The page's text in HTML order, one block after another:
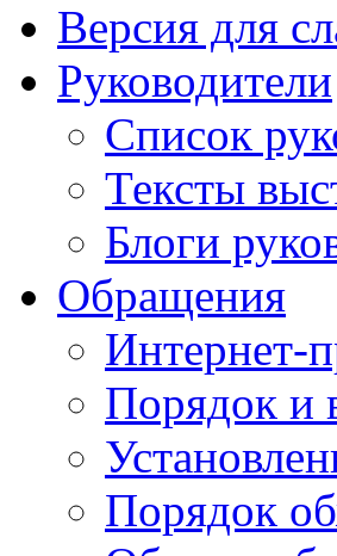
Версия для
Руководители
Список
Тексты
Блоги
Обращения
Интернет-
Порядок и
Порядок